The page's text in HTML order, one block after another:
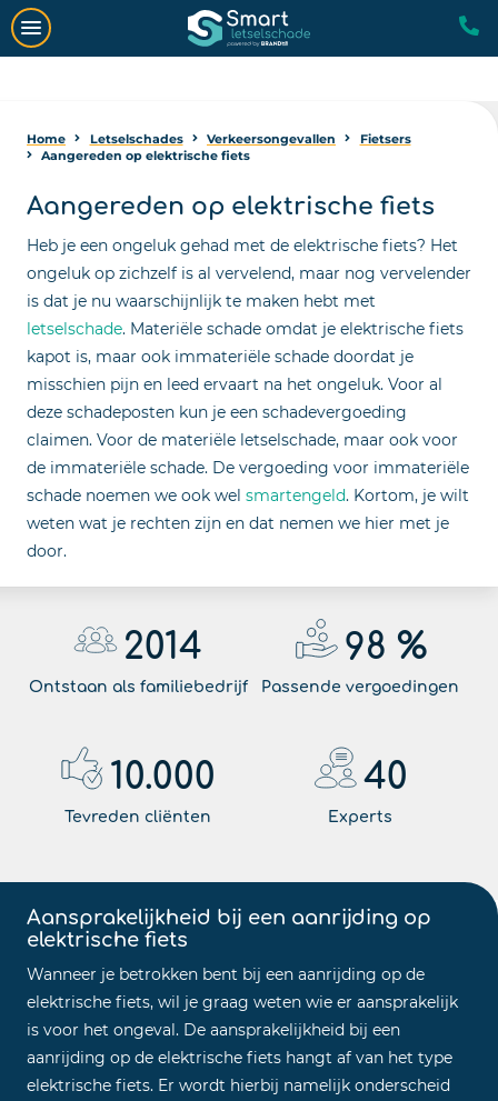
Home Letselschades Verkeersongevallen
Fietsers
Aangereden op elektrische fiets
Aangereden op elektrische fiets
Heb je een ongeluk gehad met de elektrische fiets? Het
ongeluk op zichzelf is al vervelend, maar nog vervelender
is dat je nu waarschijnlijk te maken hebt met
letselschade. Materiële schade omdat je elektrische fiets
kapot is, maar ook immateriële schade doordat je
misschien pijn en leed ervaart na het ongeluk. Voor al
deze schadeposten kun je een schadevergoeding
claimen. Voor de materiële letselschade, maar ook voor
de immateriële schade. De vergoeding voor immateriële
schade noemen we ook wel smartengeld. Kortom, je wilt
weten wat je rechten zijn en dat nemen we hier met je
door.
2014
Ontstaan als familiebedrijf
98 %
Passende vergoedingen
10.000
Tevreden cliënten
40
Experts
Aansprakelijkheid bij een aanrijding op
elektrische fiets
Wanneer je betrokken bent bij een aanrijding op de
elektrische fiets, wil je graag weten wie er aansprakelijk
is voor het ongeval. De aansprakelijkheid bij een
aanrijding op de elektrische fiets hangt af van het type
elektrische fiets. Er wordt hierbij namelijk onderscheid